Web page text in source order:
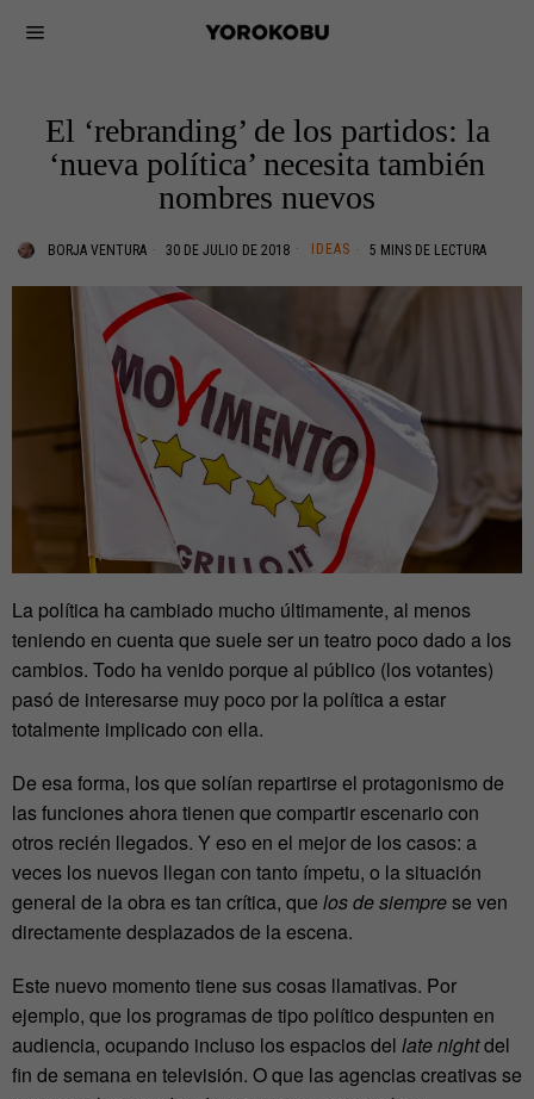
El ‘rebranding’ de los partidos: la
‘nueva política’ necesita también
nombres nuevos
BORJA VENTURA 30 DE JULIO DE 2018 IDEAS 5 MINS DE LECTURA
La política ha cambiado mucho últimamente, al menos
teniendo en cuenta que suele ser un teatro poco dado a los
cambios. Todo ha venido porque al público (los votantes)
pasó de interesarse muy poco por la política a estar
totalmente implicado con ella.
De esa forma, los que solían repartirse el protagonismo de
las funciones ahora tienen que compartir escenario con
otros recién llegados. Y eso en el mejor de los casos: a
veces los nuevos llegan con tanto ímpetu, o la situación
general de la obra es tan crítica, que los de siemprese ven
directamente desplazados de la escena.
Este nuevo momento tiene sus cosas llamativas. Por
ejemplo, que los programas de tipo político despunten en
audiencia, ocupando incluso los espacios del late nightdel
fin de semana en televisión. O que las agencias creativas se